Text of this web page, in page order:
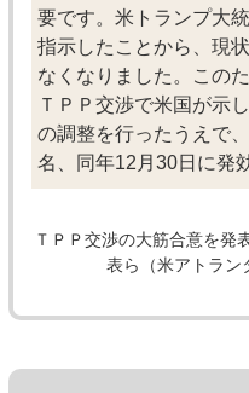
要です。米トランプ大
指示したことから、現
なくなりました。この
ＴＰＰ交渉で米国が示
の調整を行ったうえで
名、同年12月30日に発
ＴＰＰ交渉の大筋合意を発
表ら（米アトラン